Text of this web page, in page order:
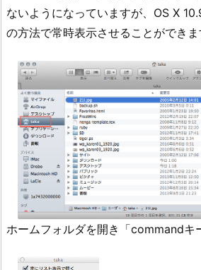
ないようになっていますが、OS X
の方法で常時表示させることができま
ホームフォルダを開き「commandキ